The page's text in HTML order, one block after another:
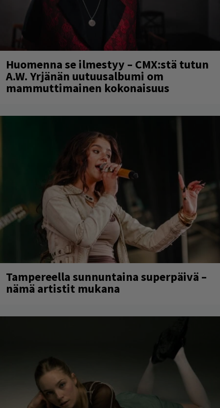
Huomenna se ilmestyy – CMX:stä tutun
A.W. Yrjänän uutuusalbumi om
mammuttimainen kokonaisuus
Tampereella sunnuntaina superpäivä –
nämä artistit mukana